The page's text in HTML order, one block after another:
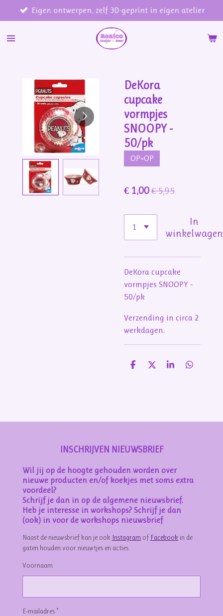
direct
naar
Eigen ontwerpen, zelf 3D-geprint in eigen atelier
DeKora
cupcake
vormpjes
SNOOPY -
50/pk
OP=OP
€ 1,00€ 5,95
In
winkelwagen
DeKora cupcake
vormpjes SNOOPY -
50/pk
Verzending in circa 2
werkdagen.
D
D
S
D
INSCHRIJVEN NIEUWSBRIEF
Wil jij op de hoogte gehouden worden over
nieuwe producten en/of koekjes met soms extra
voordeel?
Schrijf je dan in op de algemene nieuwsbrief.
Heb je interesse in workshops? Schrijf je dan
(ook) in voor de workshops nieuwsbrief
Naast de nieuwsbrief kan je ook Instagram of Facebook in de
gaten houden voor nieuwtjes en acties.
Voornaam
E-mailadres *